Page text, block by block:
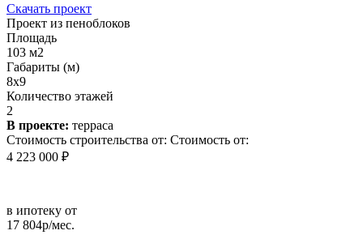
Скачать проект
Проект из пеноблоков
Площадь
103 м2
Габариты (м)
8х9
Количество этажей
2
В проекте: терраса
Стоимость строительства от: Стоимость от:
4 223 000 ₽
в ипотеку от
17 804р/мес.